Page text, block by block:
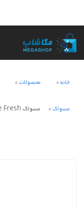
خانه محصولات
مسواک مسواک Advantage 3D white Fresh با برس متوسط اورال-بی